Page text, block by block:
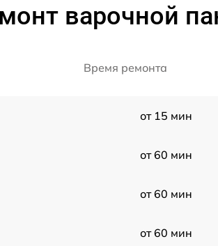
варочной
Время ремонта
от 15 мин
от 60 мин
от 60 мин
от 60 мин